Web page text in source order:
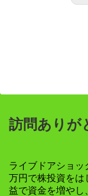
訪問ありが
ライブドアショ
万円で株投資をは
益で資金を増やし